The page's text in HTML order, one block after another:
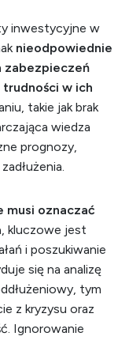
inwestycyjne w
nieodpowiednie
zabezpieczeń
w ich
takie jak brak
wiedza
prognozy,
musi oznaczać
, kluczowe jest
i poszukiwanie
się na analizę
tym
z kryzysu oraz
Ignorowanie